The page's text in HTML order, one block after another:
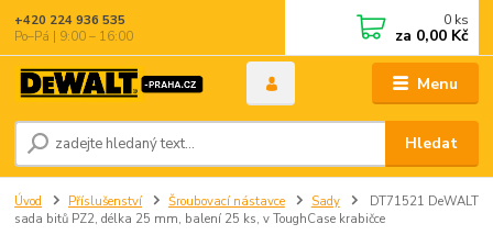
Menu
Hledat
+420 224 936 535
Po–Pá | 9:00 – 16:00
0 ks
za 0,00 Kč
Úvod Příslušenství Šroubovací nástavce Sady
DT71521 DeWALT
sada bitů PZ2, délka 25 mm, balení 25 ks, v ToughCase krabičce